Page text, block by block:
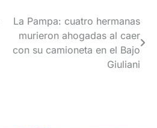
La Pampa: cuatro hermanas
murieron ahogadas al caer
con su camioneta en el Bajo
Giuliani